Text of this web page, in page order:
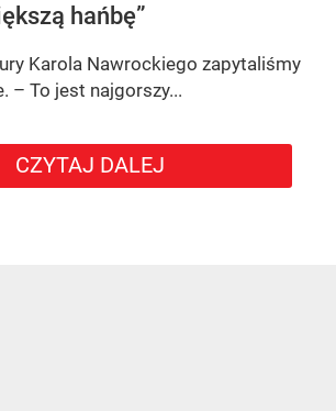
hańbę”
Karola Nawrockiego zapytaliśmy
– To jest najgorszy...
CZYTAJ DALEJ